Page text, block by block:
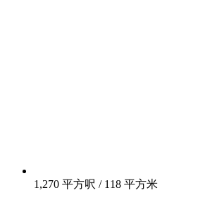
1,270 平方呎 / 118 平方米